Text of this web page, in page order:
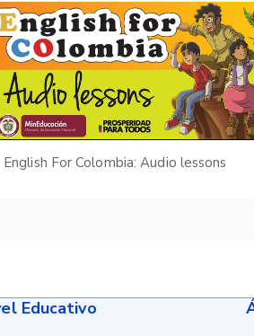
English For Colombia: Audio lessons
Educativo